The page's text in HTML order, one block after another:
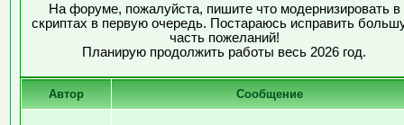
На форуме, пожалуйста, пишите что модернизировать в
скриптах в первую очередь. Постараюсь исправить
часть пожеланий!
Планирую продолжить работы весь 2026 год.
Автор Сообщение